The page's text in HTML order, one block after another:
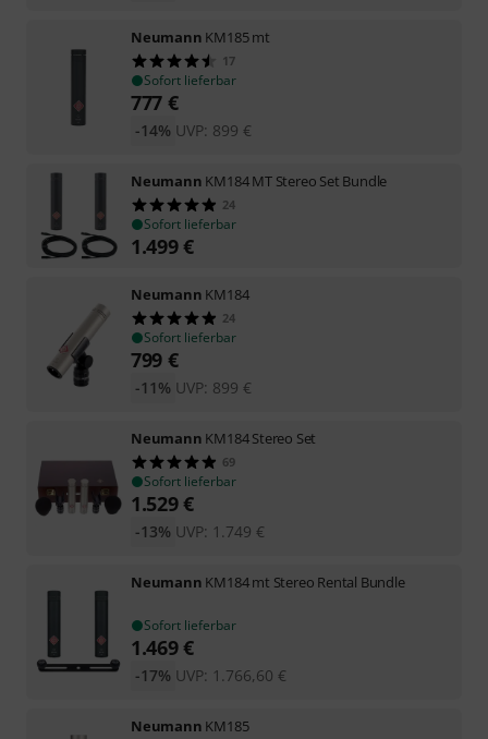
Neumann KM185 mt
17
Sofort lieferbar
777 €
UVP: 899 €
-14%
Neumann KM184 MT Stereo Set Bundle
24
Sofort lieferbar
1.499€
Neumann KM184
24
Sofort lieferbar
799 €
UVP: 899 €
-11%
Neumann KM184 Stereo Set
69
Sofort lieferbar
1.529€
UVP: 1.749 €
-13%
Neumann KM184 mt Stereo Rental Bundle
Sofort lieferbar
1.469€
UVP: 1.766,60 €
-17%
Neumann KM185